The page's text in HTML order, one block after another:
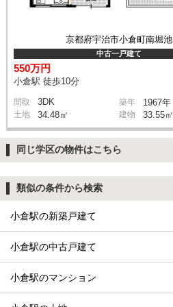
京都府宇治市小倉町南堀池
中古一戸建て
550万円
小倉駅 徒歩10分
間取 3DK 築年 1967年
土地 34.48㎡ 建物 33.55㎡
同じ学区の物件はこちら
類似の条件から検索
小倉駅の新築戸建て
小倉駅の中古戸建て
小倉駅のマンション